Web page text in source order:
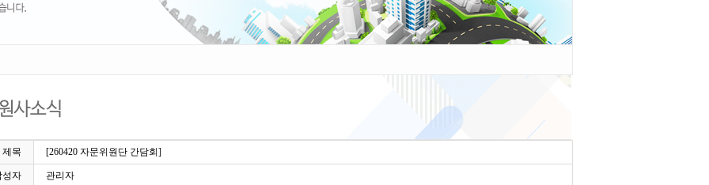
제목 [260420 자문위원단 간담회]
성자 관리자